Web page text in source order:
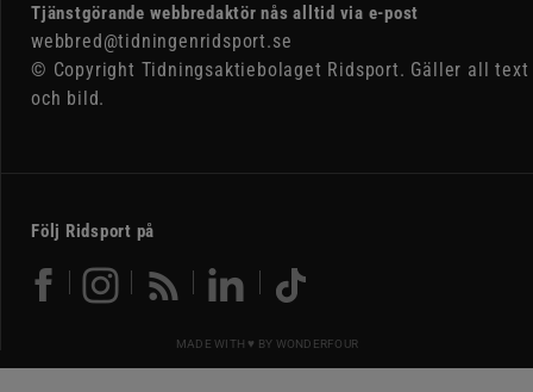
Tjänstgörande webbredaktör nås alltid via e-post
webbred@tidningenridsport.se
© Copyright Tidningsaktiebolaget Ridsport. Gäller all text
och bild.
Följ Ridsport på
MADE WITH ♥ BY WONDERFOUR